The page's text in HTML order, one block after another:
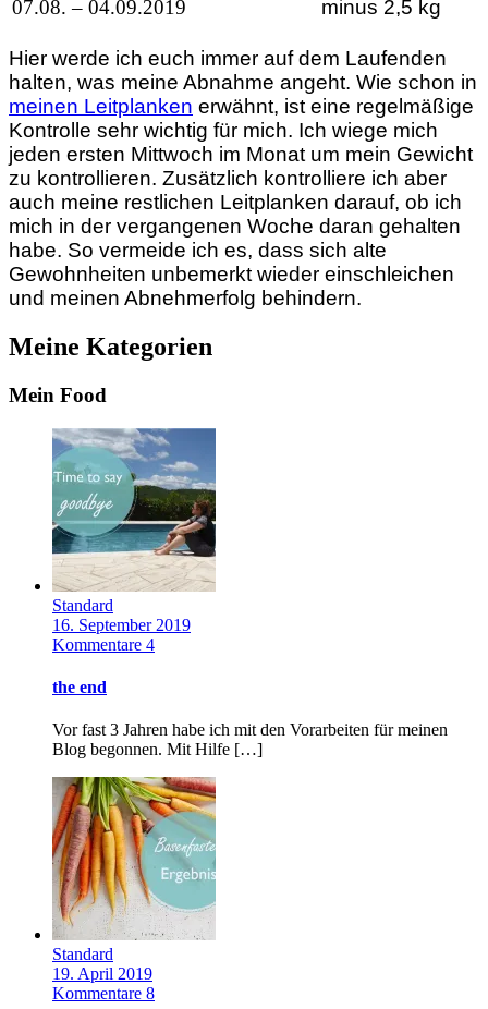
07.08. – 04.09.2019 minus 2,5 kg
Hier werde ich euch immer auf dem Laufenden
halten, was meine Abnahme angeht. Wie schon in
meinen Leitplanken erwähnt, ist eine regelmäßige
Kontrolle sehr wichtig für mich. Ich wiege mich
jeden ersten Mittwoch im Monat um mein Gewicht
zu kontrollieren. Zusätzlich kontrolliere ich aber
auch meine restlichen Leitplanken darauf, ob ich
mich in der vergangenen Woche daran gehalten
habe. So vermeide ich es, dass sich alte
Gewohnheiten unbemerkt wieder einschleichen
und meinen Abnehmerfolg behindern.
Meine Kategorien
Mein Food
Standard
16. September 2019
Kommentare 4
the end
Vor fast 3 Jahren habe ich mit den Vorarbeiten für meinen
Blog begonnen. Mit Hilfe […]
Standard
19. April 2019
Kommentare 8